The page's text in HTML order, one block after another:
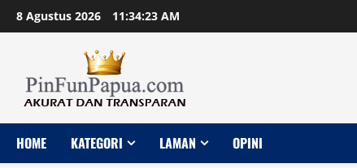
Skip
to
8 Agustus 2026 11:34:24 AM
HOME KATEGORI LAMAN OPINI